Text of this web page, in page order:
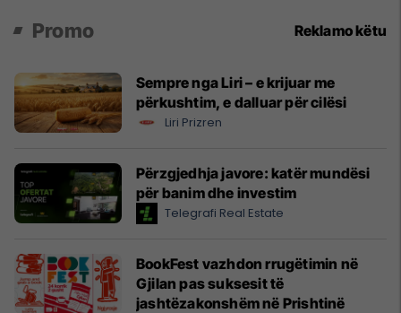
Promo Reklamo këtu
Sempre nga Liri – e krijuar me
përkushtim, e dalluar për cilësi
Liri Prizren
Përzgjedhja javore: katër mundësi
për banim dhe investim
Telegrafi Real Estate
BookFest vazhdon rrugëtimin në
Gjilan pas suksesit të
jashtëzakonshëm në Prishtinë